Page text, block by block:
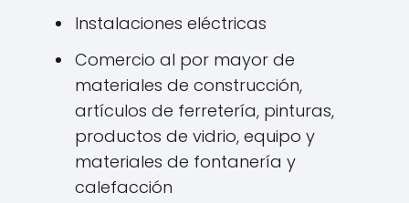
Instalaciones eléctricas
Comercio al por mayor de
materiales de construcción,
artículos de ferretería, pinturas,
productos de vidrio, equipo y
materiales de fontanería y
calefacción